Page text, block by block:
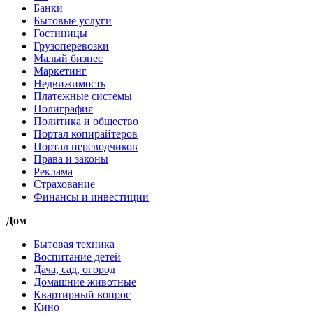
Банки
Бытовые услуги
Гостиницы
Грузоперевозки
Малый бизнес
Маркетинг
Недвижимость
Платежные системы
Полиграфия
Политика и общество
Портал копирайтеров
Портал переводчиков
Права и законы
Реклама
Страхование
Финансы и инвестиции
Дом
Бытовая техника
Воспитание детей
Дача, сад, огород
Домашние животные
Квартирный вопрос
Кино